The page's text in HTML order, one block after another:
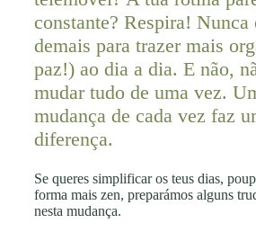
constante? Respira! Nunca
demais para trazer mais
paz!) ao dia a dia. E não,
mudar tudo de uma vez.
mudança de cada vez faz
diferença.
Se queres simplificar os teus dias,
forma mais zen, preparámos alguns
nesta mudança.